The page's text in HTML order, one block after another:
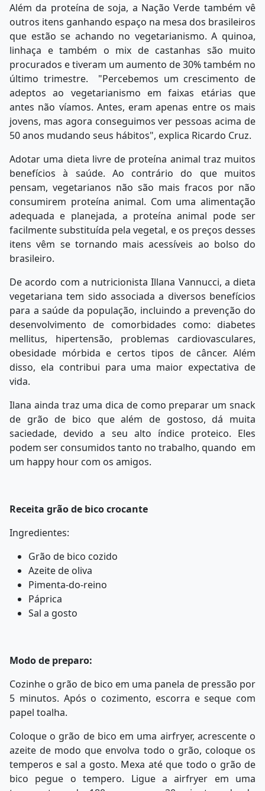
Além da proteína de soja, a Nação Verde também vê
outros itens ganhando espaço na mesa dos brasileiros
que estão se achando no vegetarianismo. A quinoa,
linhaça e também o mix de castanhas são muito
procurados e tiveram um aumento de 30% também no
último trimestre. "Percebemos um crescimento de
adeptos ao vegetarianismo em faixas etárias que
antes não víamos. Antes, eram apenas entre os mais
jovens, mas agora conseguimos ver pessoas acima de
50 anos mudando seus hábitos", explica Ricardo Cruz.
Adotar uma dieta livre de proteína animal traz muitos
benefícios à saúde. Ao contrário do que muitos
pensam, vegetarianos não são mais fracos por não
consumirem proteína animal. Com uma alimentação
adequada e planejada, a proteína animal pode ser
facilmente substituída pela vegetal, e os preços desses
itens vêm se tornando mais acessíveis ao bolso do
brasileiro.
De acordo com a nutricionista Illana Vannucci, a dieta
vegetariana tem sido associada a diversos benefícios
para a saúde da população, incluindo a prevenção do
desenvolvimento de comorbidades como: diabetes
mellitus, hipertensão, problemas cardiovasculares,
obesidade mórbida e certos tipos de câncer. Além
disso, ela contribui para uma maior expectativa de
vida.
Ilana ainda traz uma dica de como preparar um snack
de grão de bico que além de gostoso, dá muita
saciedade, devido a seu alto índice proteico. Eles
podem ser consumidos tanto no trabalho, quando em
um happy hour com os amigos.
Receita grão de bico crocante
Ingredientes:
Grão de bico cozido
Azeite de oliva
Pimenta-do-reino
Páprica
Sal a gosto
Modo de preparo:
Cozinhe o grão de bico em uma panela de pressão por
5 minutos. Após o cozimento, escorra e seque com
papel toalha.
Coloque o grão de bico em uma airfryer, acrescente o
azeite de modo que envolva todo o grão, coloque os
temperos e sal a gosto. Mexa até que todo o grão de
bico pegue o tempero. Ligue a airfryer em uma